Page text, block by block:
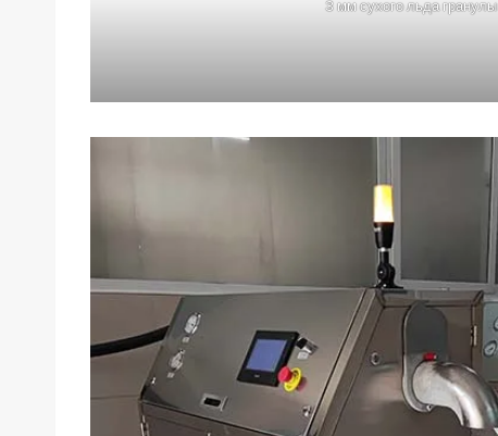
3 мм сухого льда гранулы